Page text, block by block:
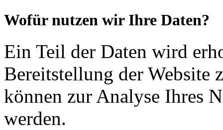
Wofür nutzen wir Ihre Daten?
Ein Teil der Daten wird
Bereitstellung der Website
können zur Analyse Ihres
werden.